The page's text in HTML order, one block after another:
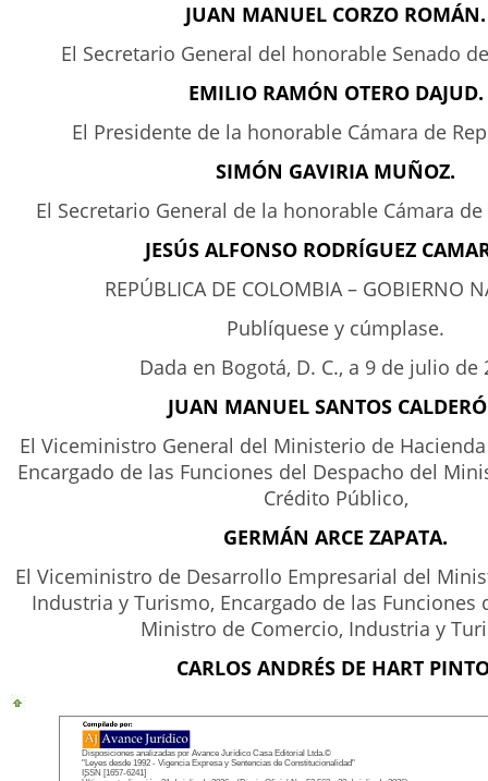
JUAN MANUEL CORZO ROMÁN.
El Secretario General del honorable Senado
EMILIO RAMÓN OTERO DAJUD.
El Presidente de la honorable Cámara de
SIMÓN GAVIRIA MUÑOZ.
El Secretario General de la honorable Cámara
JESÚS ALFONSO RODRÍGUEZ
REPÚBLICA DE COLOMBIA – GOBIERNO
Publíquese y cúmplase.
Dada en Bogotá, D. C., a 9 de julio de
JUAN MANUEL SANTOS
El Viceministro General del Ministerio de
Encargado de las Funciones del Despacho del
Crédito Público,
GERMÁN ARCE ZAPATA.
El Viceministro de Desarrollo Empresarial del
Industria y Turismo, Encargado de las Funciones
Ministro de Comercio, Industria y
CARLOS ANDRÉS DE HART
Disposiciones analizadas por Avance Jurídico Casa Editorial Ltda.©
"Leyes desde 1992 - Vigencia Expresa y Sentencias de Constitucionalidad"
ISSN [1657-6241]